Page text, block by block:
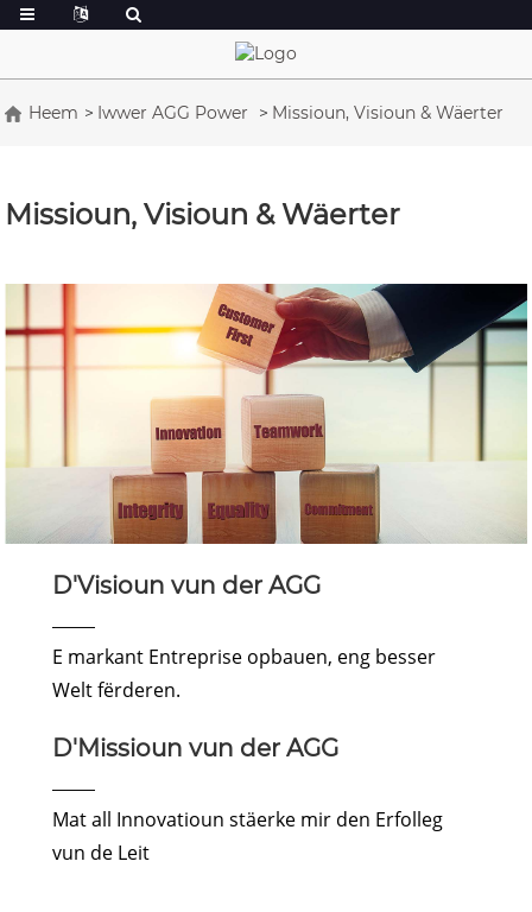
Heem Iwwer AGG Power Missioun, Visioun & Wäerter
Missioun, Visioun & Wäerter
D'Visioun vun der AGG
E markant Entreprise opbauen, eng besser
Welt fërderen.
D'Missioun vun der AGG
Mat all Innovatioun stäerke mir den Erfolleg
vun de Leit